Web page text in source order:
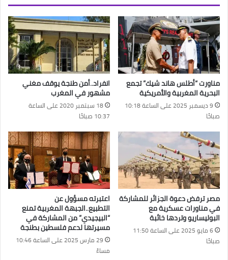
مناورت “أطلس هاند شيك” تجمع
البحرية المغربية والأمريكية
9 ديسمبر 2025 على الساعة 10:18
صباحًا
انفراد..أمن طنجة يوقف مغني
مشهور في المغرب
18 سبتمبر 2020 على الساعة
10:37 صباحًا
مصر ترفض دعوة الجزائر للمشاركة
في مناورات عسكرية مع
البوليساريو وتردها خائبة
6 مايو 2025 على الساعة 11:50
صباحًا
اعتبرته مسؤول عن
التطبيع..الجبهة المغربية تمنع
“البيجيدي” من المشاركة في
مسيرتها لدعم فلسطين بطنجة
29 مارس 2025 على الساعة 10:46
مساءً